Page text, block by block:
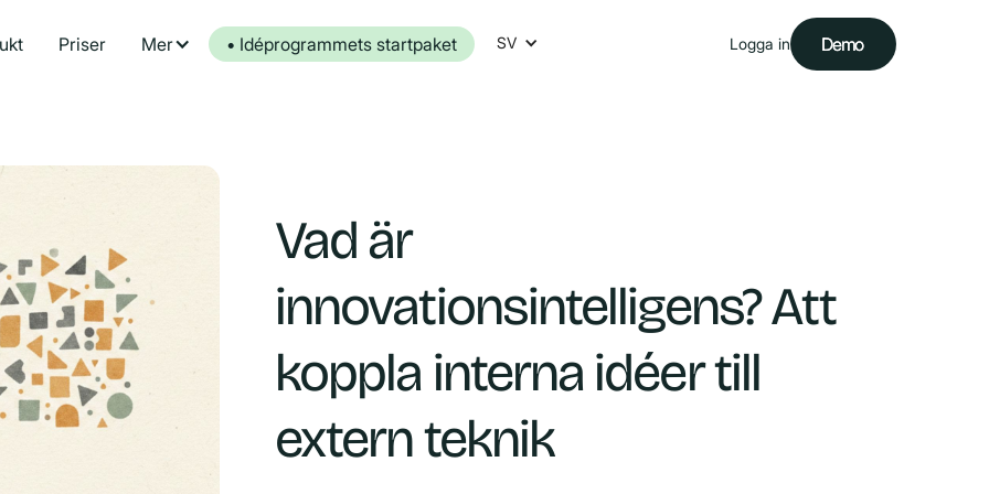
Priser Mer • Idéprogrammets startpaket SV Logga in Demo
Demo
Vad är
innovationsintelligens? Att
koppla interna idéer till
extern teknik